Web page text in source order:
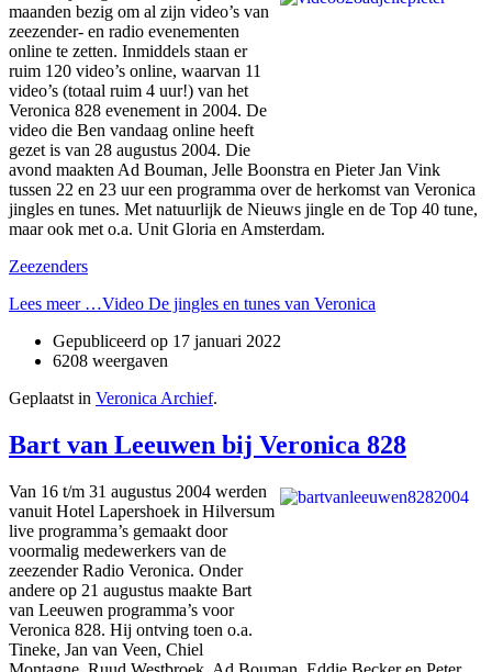
maanden bezig om al zijn video’s van
zeezender- en radio evenementen
online te zetten. Inmiddels staan er
ruim 120 video’s online, waarvan 11
video’s (totaal ruim 4 uur!) van het
Veronica 828 evenement in 2004. De
video die Ben vandaag online heeft
gezet is van 28 augustus 2004. Die
avond maakten Ad Bouman, Jelle Boonstra en Pieter Jan Vink
tussen 22 en 23 uur een programma over de herkomst van Veronica
jingles en tunes. Met natuurlijk de Nieuws jingle en de Top 40 tune,
maar ook met o.a. Unit Gloria en Amsterdam.
Zeezenders
Lees meer …Video De jingles en tunes van Veronica
Gepubliceerd op 17 januari 2022
6208 weergaven
Geplaatst in Veronica Archief.
Bart van Leeuwen bij Veronica 828
Van 16 t/m 31 augustus 2004 werden
vanuit Hotel Lapershoek in Hilversum
live programma’s gemaakt door
voormalig medewerkers van de
zeezender Radio Veronica. Onder
andere op 21 augustus maakte Bart
van Leeuwen programma’s voor
Veronica 828. Hij ontving toen o.a.
Tineke, Jan van Veen, Chiel